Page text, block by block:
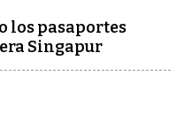
los pasaportes
Singapur